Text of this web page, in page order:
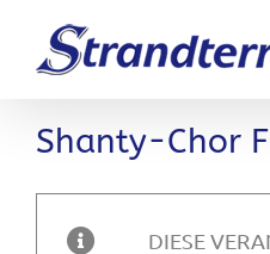
Inhalt
springen
Shanty-Chor
DIESE